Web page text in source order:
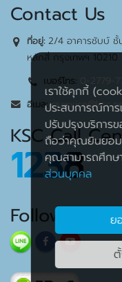
Contact Us
ที่อยู่:2/4 อาคารชับบ์ ชั้
หลักสี่ กรุงเทพฯ 10210
เบอร์โทร: 0-2779-
อีเมล:
KSC Call
1238
Follow Us
เราใช้คุกกี้
ประสบการณ์กา
ปรับปรุงบริการ
ถือว่าคุณยินยอม
คุณสามารถศึกษ
ส่วนบุคคล
ย